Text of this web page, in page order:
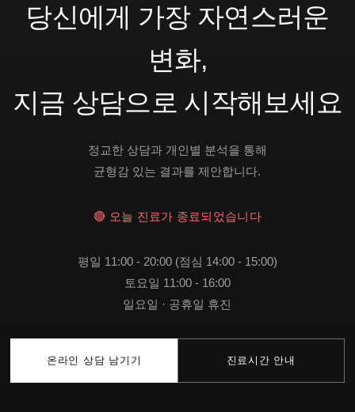
당신에게 가장 자연스러운
변화,
지금 상담으로 시작해보세요
정교한 상담과 개인별 분석을 통해
균형감 있는 결과를 제안합니다.
🔴 오늘 진료가 종료되었습니다
평일 11:00 - 20:00 (점심 14:00 - 15:00)
토요일 11:00 - 16:00
일요일 · 공휴일 휴진
온라인 상담 남기기 진료시간 안내